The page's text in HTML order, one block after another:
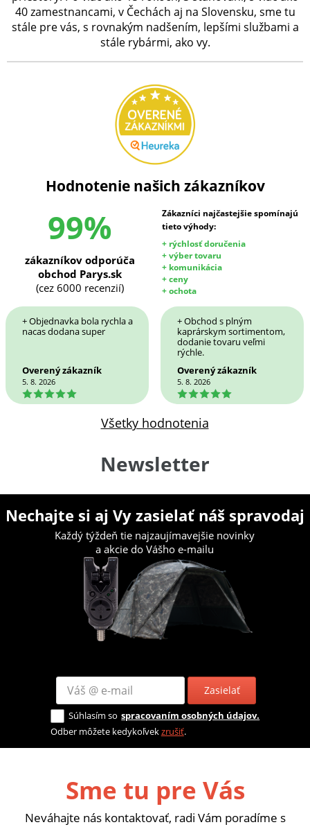
40 zamestnancami, v Čechách aj na Slovensku, sme tu
stále pre vás, s rovnakým nadšením, lepšími službami a
stále rybármi, ako vy.
Hodnotenie našich zákazníkov
99%
Zákazníci najčastejšie spomínajú
tieto výhody:
+ rýchlosť doručenia
+ výber tovaru
+ komunikácia
+ ceny
+ ochota
zákazníkov odporúča
obchod Parys.sk
(cez 6000 recenzií)
+ Objednavka bola rychla a
nacas dodana super
Overený zákazník
5. 8. 2026
5
+ Obchod s plným
kaprárskym sortimentom,
dodanie tovaru veľmi
rýchle.
Overený zákazník
5. 8. 2026
5
Všetky hodnotenia
Newsletter
Nechajte si aj Vy zasielať náš spravodaj
Každý týždeň tie najzaujímavejšie novinky
a akcie do Vášho e-mailu
Zasielať
Súhlasím so spracovaním osobných údajov.
Odber môžete kedykoľvekzrušiť.
Sme tu pre Vás
Neváhajte nás kontaktovať, radi Vám poradíme s